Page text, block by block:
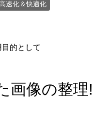
速化＆快適化
的として
画像の整理!